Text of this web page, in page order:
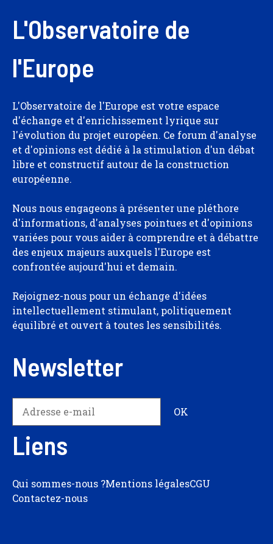
L'Observatoire de
l'Europe
L'Observatoire de l'Europe est votre espace
d'échange et d'enrichissement lyrique sur
l'évolution du projet européen. Ce forum d'analyse
et d'opinions est dédié à la stimulation d'un débat
libre et constructif autour de la construction
européenne.
Nous nous engageons à présenter une pléthore
d'informations, d'analyses pointues et d'opinions
variées pour vous aider à comprendre et à débattre
des enjeux majeurs auxquels l'Europe est
confrontée aujourd'hui et demain.
Rejoignez-nous pour un échange d'idées
intellectuellement stimulant, politiquement
équilibré et ouvert à toutes les sensibilités.
Newsletter
Liens
Qui sommes-nous ?Mentions légalesCGU
Contactez-nous